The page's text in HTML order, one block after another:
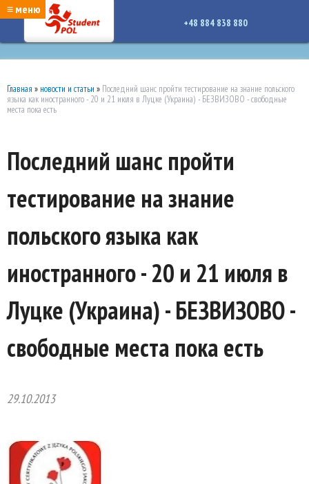
google-site-verification: google7a917c261df1566b.htmlgoogle-site-verification:
google7a917c261df1566b.html
≡ меню
+48 884 838 880
Главная » новости и статьи » Последний шанс пройти тестирование на знание польского
языка как иностранного - 20 и 21 июля в Луцке (Украина) - БЕЗВИЗОВО - свободные
места пока есть
Последний шанс пройти
тестирование на знание
польского языка как
иностранного - 20 и 21 июля в
Луцке (Украина) - БЕЗВИЗОВО -
свободные места пока есть
29.10.2013